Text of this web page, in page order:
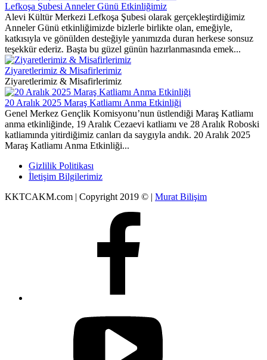
Lefkoşa Şubesi Anneler Günü Etkinliğimiz
Alevi Kültür Merkezi Lefkoşa Şubesi olarak gerçekleştirdiğimiz
Anneler Günü etkinliğimizde bizlerle birlikte olan, emeğiyle,
katkısıyla ve gönülden desteğiyle yanımızda duran herkese sonsuz
teşekkür ederiz. Başta bu güzel günün hazırlanmasında emek...
Ziyaretlerimiz & Misafirlerimiz
Ziyaretlerimiz & Misafirlerimiz
20 Aralık 2025 Maraş Katliamı Anma Etkinliği
Genel Merkez Gençlik Komisyonu’nun üstlendiği Maraş Katliamı
anma etkinliğinde, 19 Aralık Cezaevi katliamı ve 28 Aralık Roboski
katliamında yitirdiğimiz canları da saygıyla andık. 20 Aralık 2025
Maraş Katliamı Anma Etkinliği...
Gizlilik Politikası
İletişim Bilgilerimiz
KKTCAKM.com | Copyright 2019 © | Murat Bilişim